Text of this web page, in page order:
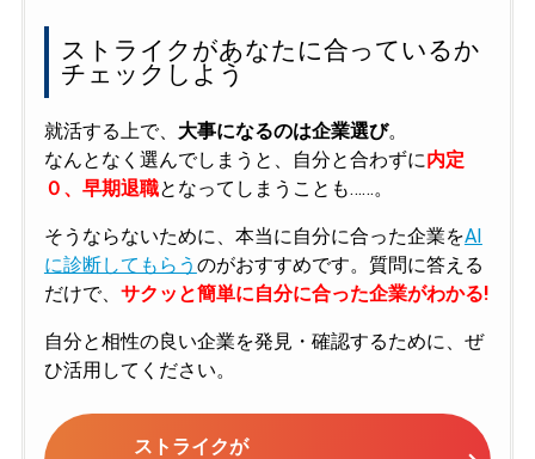
ストライクがあなたに合っているか
チェックしよう
就活する上で、 大事になるのは企業選び。
なんとなく選んでしまうと、自分と合わずに内定
０、早期退職となってしまうことも……。
そうならないために、本当に自分に合った企業をAI
に診断してもらう のがおすすめです。質問に答える
だけで、 サクッと簡単に自分に合った企業がわかる!
自分と相性の良い企業を発見・確認するために、ぜ
ひ活用してください。
ストライクが